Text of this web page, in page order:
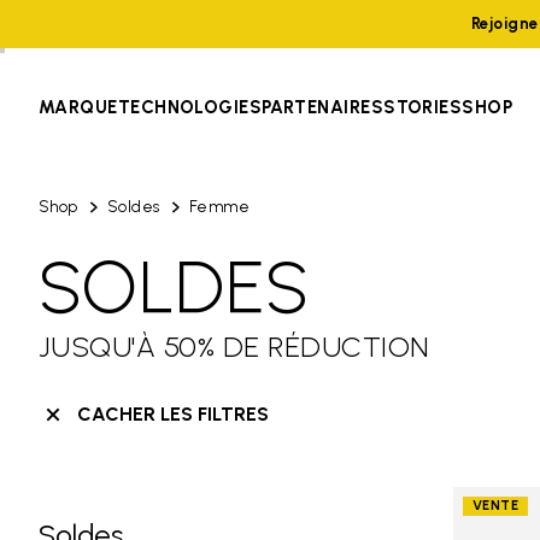
MARQUETECHNOLOGIESPARTENAIRESSTORIESSHOP
Shop Soldes Femme
SOLDES
JUSQU'À 50% DE RÉDUCTION
CACHER LES FILTRES
Skip filters go to products
VENTE